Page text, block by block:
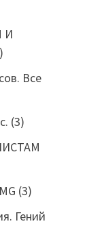
И
Все
(3)
(3)
Гений